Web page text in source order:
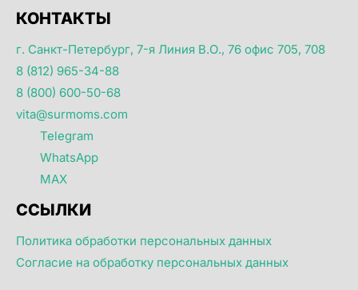
КОНТАКТЫ
г. Санкт-Петербург, 7-я Линия В.О., 76 офис 705, 708
8 (812) 965-34-88
8 (800) 600-50-68
vita@surmoms.com
Telegram
WhatsApp
MAX
ССЫЛКИ
Политика обработки персональных данных
Согласие на обработку персональных данных